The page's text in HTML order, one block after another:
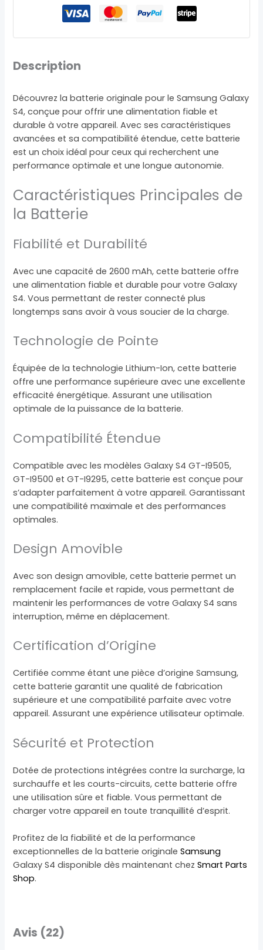
Description
Découvrez la batterie originale pour le Samsung Galaxy
S4, conçue pour offrir une alimentation fiable et
durable à votre appareil. Avec ses caractéristiques
avancées et sa compatibilité étendue, cette batterie
est un choix idéal pour ceux qui recherchent une
performance optimale et une longue autonomie.
Caractéristiques Principales de
la Batterie
Fiabilité et Durabilité
Avec une capacité de 2600 mAh, cette batterie offre
une alimentation fiable et durable pour votre Galaxy
S4. Vous permettant de rester connecté plus
longtemps sans avoir à vous soucier de la charge.
Technologie de Pointe
Équipée de la technologie Lithium-Ion, cette batterie
offre une performance supérieure avec une excellente
efficacité énergétique. Assurant une utilisation
optimale de la puissance de la batterie.
Compatibilité Étendue
Compatible avec les modèles Galaxy S4 GT-I9505,
GT-I9500 et GT-I9295, cette batterie est conçue pour
s’adapter parfaitement à votre appareil. Garantissant
une compatibilité maximale et des performances
optimales.
Design Amovible
Avec son design amovible, cette batterie permet un
remplacement facile et rapide, vous permettant de
maintenir les performances de votre Galaxy S4 sans
interruption, même en déplacement.
Certification d’Origine
Certifiée comme étant une pièce d’origine Samsung,
cette batterie garantit une qualité de fabrication
supérieure et une compatibilité parfaite avec votre
appareil. Assurant une expérience utilisateur optimale.
Sécurité et Protection
Dotée de protections intégrées contre la surcharge, la
surchauffe et les courts-circuits, cette batterie offre
une utilisation sûre et fiable. Vous permettant de
charger votre appareil en toute tranquillité d’esprit.
Profitez de la fiabilité et de la performance
exceptionnelles de la batterie originale Samsung
Galaxy S4 disponible dès maintenant chezSmart Parts
Shop.
Avis (22)